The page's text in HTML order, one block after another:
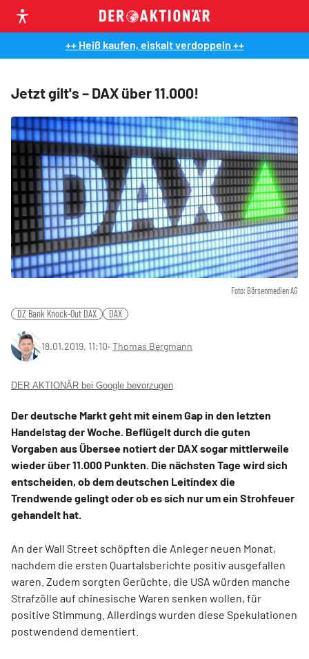
++ Heiß kaufen, eiskalt verdoppeln ++
Jetzt gilt's – DAX über 11.000!
Foto: Börsenmedien AG
DZ Bank Knock-Out DAX DAX
18.01.2019, 11:10‧ Thomas Bergmann
DER AKTIONÄR bei Google bevorzugen
Der deutsche Markt geht mit einem Gap in den letzten
Handelstag der Woche. Beflügelt durch die guten
Vorgaben aus Übersee notiert der DAX sogar mittlerweile
wieder über 11.000 Punkten. Die nächsten Tage wird sich
entscheiden, ob dem deutschen Leitindex die
Trendwende gelingt oder ob es sich nur um ein Strohfeuer
gehandelt hat.
An der Wall Street schöpften die Anleger neuen Monat,
nachdem die ersten Quartalsberichte positiv ausgefallen
waren. Zudem sorgten Gerüchte, die USA würden manche
Strafzölle auf chinesische Waren senken wollen, für
positive Stimmung. Allerdings wurden diese Spekulationen
postwendend dementiert.